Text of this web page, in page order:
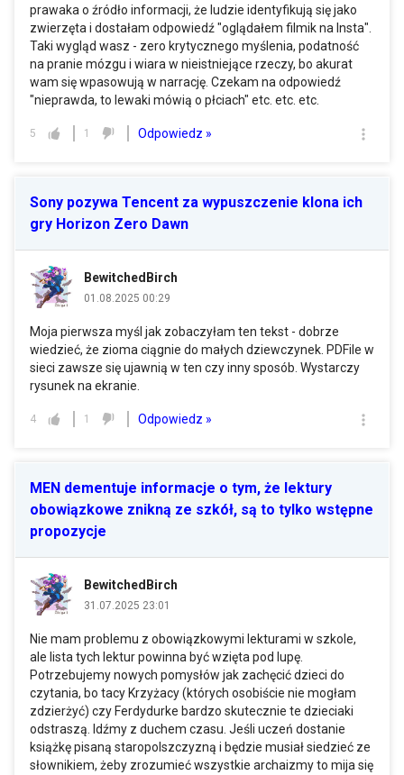
prawaka o źródło informacji, że ludzie identyfikują się jako
zwierzęta i dostałam odpowiedź "oglądałem filmik na Insta".
Taki wygląd wasz - zero krytycznego myślenia, podatność
na pranie mózgu i wiara w nieistniejące rzeczy, bo akurat
wam się wpasowują w narrację. Czekam na odpowiedź
"nieprawda, to lewaki mówią o płciach" etc. etc. etc.
5 1 Odpowiedz »
Sony pozywa Tencent za wypuszczenie klona ich
gry Horizon Zero Dawn
BewitchedBirch
01.08.2025 00:29
Moja pierwsza myśl jak zobaczyłam ten tekst - dobrze
wiedzieć, że zioma ciągnie do małych dziewczynek. PDFile w
sieci zawsze się ujawnią w ten czy inny sposób. Wystarczy
rysunek na ekranie.
4 1 Odpowiedz »
MEN dementuje informacje o tym, że lektury
obowiązkowe znikną ze szkół, są to tylko wstępne
propozycje
BewitchedBirch
31.07.2025 23:01
Nie mam problemu z obowiązkowymi lekturami w szkole,
ale lista tych lektur powinna być wzięta pod lupę.
Potrzebujemy nowych pomysłów jak zachęcić dzieci do
czytania, bo tacy Krzyżacy (których osobiście nie mogłam
zdzierżyć) czy Ferdydurke bardzo skutecznie te dzieciaki
odstraszą. Idźmy z duchem czasu. Jeśli uczeń dostanie
książkę pisaną staropolszczyzną i będzie musiał siedzieć ze
słownikiem, żeby zrozumieć wszystkie archaizmy to mija się